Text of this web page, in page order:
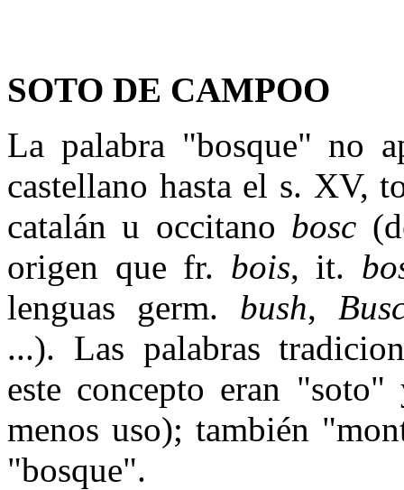
SOTO DE CAMPOO
La palabra "bosque" no
castellano hasta el s. XV,
catalán u occitano bosc
origen que fr. bois, it.
lenguas germ. bush,
...). Las palabras
este concepto eran
menos uso); también
"bosque".